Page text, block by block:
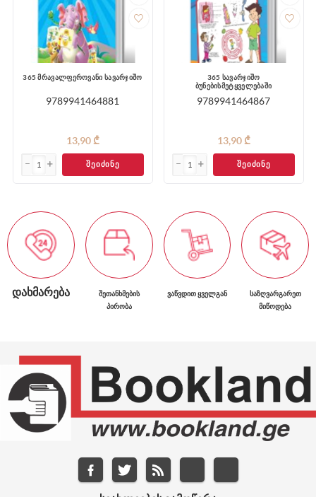
365 მრავალფეროვანი სავარჯიშო
9789941464881
13,90 ₾
ᲨᲔᲘᲫᲘᲜᲔ
365 სავარჯიშო
ბუნებისმეტყველებაში
9789941464867
13,90 ₾
ᲨᲔᲘᲫᲘᲜᲔ
ᲓᲐᲮᲛᲐᲠᲔᲑᲐ
ᲨᲔᲗᲐᲜᲮᲛᲔᲑᲘᲡ
ᲞᲘᲠᲝᲑᲐ
ᲕᲐᲬᲕᲓᲘᲗ ᲧᲕᲔᲚᲒᲐᲜ
ᲡᲐᲖᲦᲕᲐᲠᲒᲐᲠᲔᲗ
ᲛᲘᲬᲝᲓᲔᲑᲐ